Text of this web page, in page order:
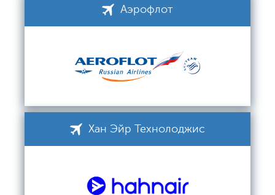
Аэрофлот
Хан Эйр Технолоджис